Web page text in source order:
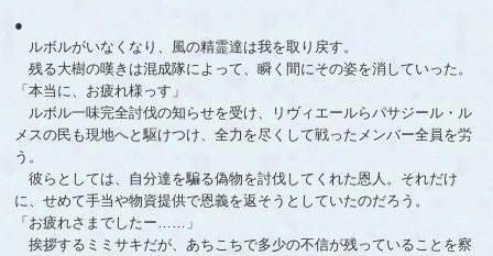
●
ルボルがいなくなり、風の精霊達は我を取り戻す。
残る大樹の嘆きは混成隊によって、瞬く間にその姿を消していった。
「本当に、お疲れ様っす」
ルボル一味完全討伐の知らせを受け、リヴィエールらパサジール・ル
メスの民も現地へと駆けつけ、全力を尽くして戦ったメンバー全員を労
う。
彼らとしては、自分達を騙る偽物を討伐してくれた恩人。それだけ
に、せめて手当や物資提供で恩義を返そうとしていたのだろう。
「お疲れさまでしたー……」
挨拶するミミサキだが、あちこちで多少の不信が残っていることを察